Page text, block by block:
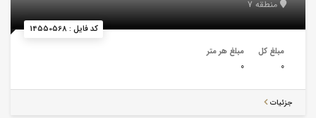
کد فایل : 14550568
منطقه 7
مبلغ کل
0
مبلغ هر متر
0
جزئیات